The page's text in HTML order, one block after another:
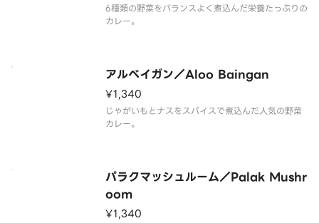
6種類の野菜をバランスよく煮込んだ栄養たっぷりの
カレー。
アルベイガン／Aloo Baingan
¥1,340
じゃがいもとナスをスパイスで煮込んだ人気の野菜
カレー。
パラクマッシュルーム／Palak Mushr
oom
¥1,340